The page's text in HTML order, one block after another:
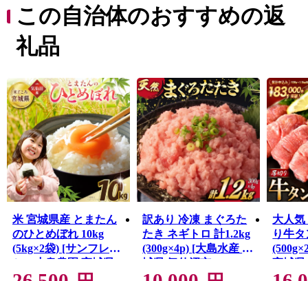
人気の気仙沼ホルモンなどがあり、美食の街としての一
面も持っています。
東日本大震災では大きな被害を受けましたが、温かい御
支援により一歩ずつ復興の道を歩んでいます。「世界と
い。
この自治体のおすすめの返
礼品
米 宮城県産 とまたん
のひとめぼれ 10kg
(5kg×2袋) [サンフレッ
シュ小泉農園 宮城県
気仙沼市 20565647] ひ
訳あり 冷凍 まぐろた
たき ネギトロ 計1.2kg
(300g×4p) [大島水産 宮
城県 気仙沼市
20565664] 訳アリ わけ
大人
り牛
宮城県